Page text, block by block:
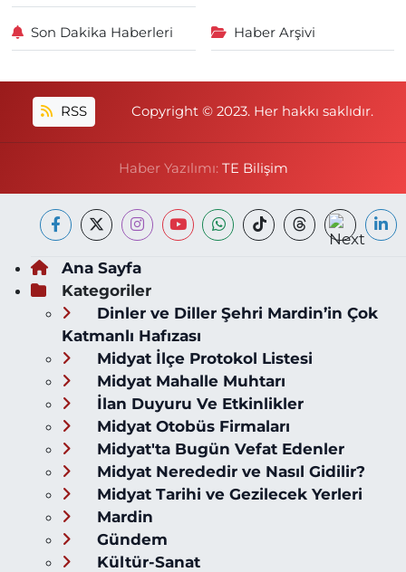
Son Dakika Haberleri Haber Arşivi
RSS Copyright © 2023. Her hakkı saklıdır.
Haber Yazılımı: TE Bilişim
Ana Sayfa
Kategoriler
Dinler ve Diller Şehri Mardin’in Çok
Katmanlı Hafızası
Midyat İlçe Protokol Listesi
Midyat Mahalle Muhtarı
İlan Duyuru Ve Etkinlikler
Midyat Otobüs Firmaları
Midyat'ta Bugün Vefat Edenler
Midyat Nerededir ve Nasıl Gidilir?
Midyat Tarihi ve Gezilecek Yerleri
Mardin
Gündem
Kültür-Sanat